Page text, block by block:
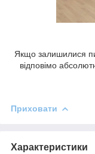
Якщо залишилися
відповімо
Приховати
Характеристики